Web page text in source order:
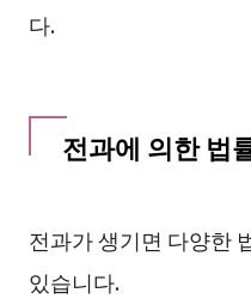
다.
전과에 의한 법
전과가 생기면 다양한
있습니다.